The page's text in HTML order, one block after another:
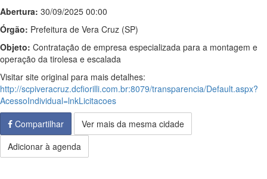
Abertura: 30/09/2025 00:00
Órgão: Prefeitura de Vera Cruz (SP)
Objeto: Contratação de empresa especializada para a montagem e
operação da tirolesa e escalada
Visitar site original para mais detalhes:
http://scpiveracruz.dcfiorilli.com.br:8079/transparencia/Default.aspx?
AcessoIndividual=lnkLicitacoes
Compartilhar
Ver mais da mesma cidade
Adicionar à agenda